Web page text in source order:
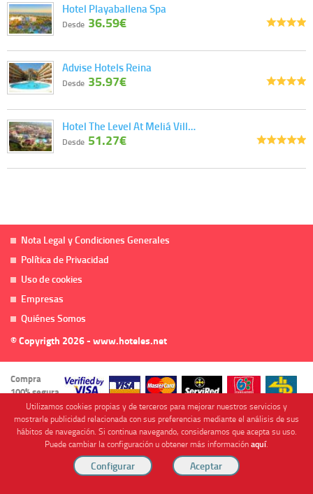
Hotel Playaballena Spa
Desde 36.59€
Advise Hotels Reina
Desde 35.97€
Hotel The Level At Meliá Vill…
Desde 51.27€
Nota Legal y Condiciones Generales
Política de Privacidad
Uso de cookies
Empresas
Quiénes Somos
© Copyrigth 2026 - www.hoteles.net
Compra
100% segura
Cofinanciado por
Utilizamos cookies propias y de terceros para mejorar nuestros servicios y
mostrarle publicidad relacionada con sus preferencias mediante el análisis de sus
hábitos de navegación. Si continua navegando, consideramos que acepta su uso.
Puede cambiar la configuración u obtener más informaciónaquí.